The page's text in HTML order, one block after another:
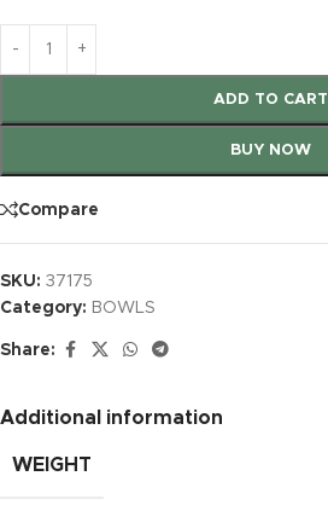
ADD TO CART
BUY NOW
Compare
SKU: 37175
Category: BOWLS
Share:
Additional information
WEIGHT